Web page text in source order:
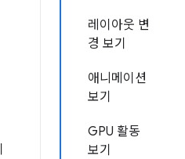
레이아웃 변
경 보기
애니메이션
보기
GPU 활동
보기